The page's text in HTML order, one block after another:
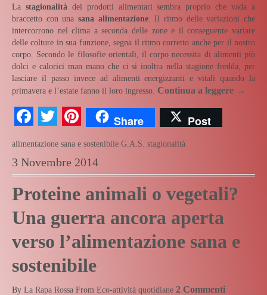
La stagionalità dei prodotti alimentari sembra proprio che vada a
braccetto con una sana alimentazione. Il ritmo delle variazioni che
intercorrono nel clima a seconda delle zone e il conseguente variare
delle colture in sua funzione, segna il ritmo corretto anche per il nostro
corpo. Secondo le filosofie orientali, il corpo necessita di alimenti più
dolci e calorici man mano che ci si inoltra nella stagione fredda, per
lasciare il passo invece ad alimenti energizzanti e vitali quando la
primavera e l’estate fanno il loro ingresso. Continua a leggere →
Facebook
TwitterPinterest
Share Post
alimentazione sana e sostenibile G.A.S. stagionalità
3 Novembre 2014
Proteine animali o vegetali?
Una guerra ancora aperta
verso l’alimentazione sana e
sostenibile
By La Rapa Rossa From Eco-attività quotidiane 2 Commenti